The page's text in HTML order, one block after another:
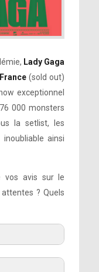
Lady Gaga
(sold out)
exceptionnel
000 monsters
la setlist, les
ainsi
vos avis sur le
? Quels